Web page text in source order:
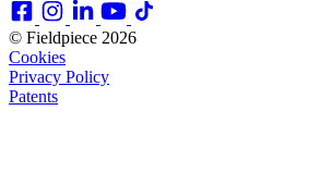
© Fieldpiece 2026
Cookies
Privacy Policy
Patents